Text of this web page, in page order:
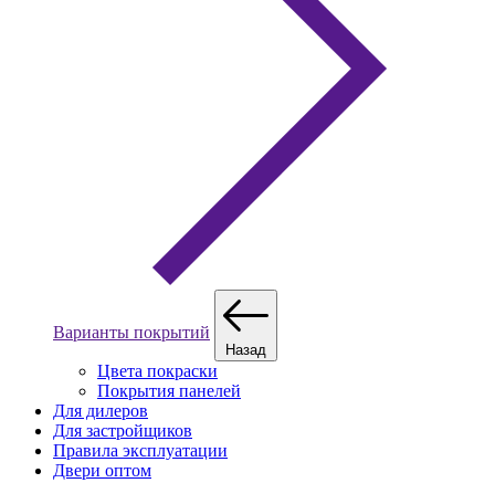
Варианты покрытий
Назад
Цвета покраски
Покрытия панелей
Для дилеров
Для застройщиков
Правила эксплуатации
Двери оптом